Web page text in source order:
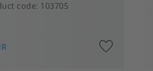
code: 103705